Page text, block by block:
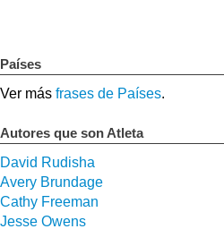
Países
Ver más frases de Países.
Autores que son Atleta
David Rudisha
Avery Brundage
Cathy Freeman
Jesse Owens